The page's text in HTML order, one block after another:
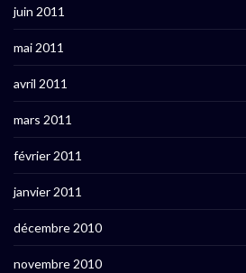
juin 2011
mai 2011
avril 2011
mars 2011
février 2011
janvier 2011
décembre 2010
novembre 2010